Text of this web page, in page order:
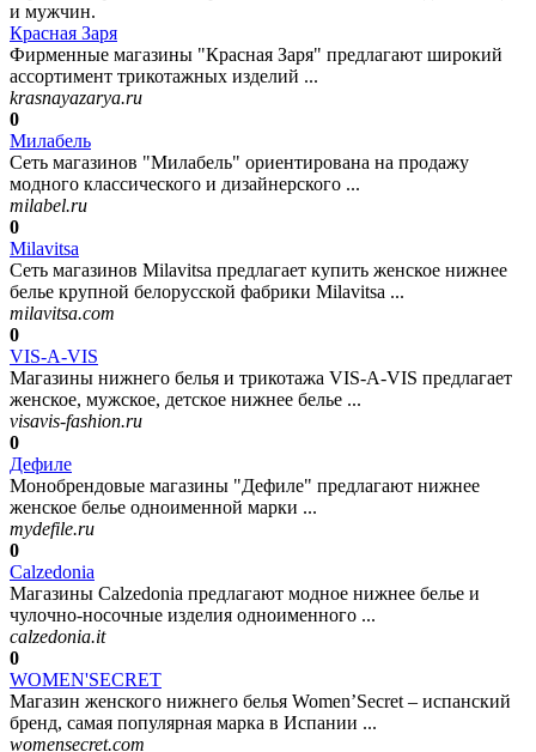
и мужчин.
Красная Заря
Фирменные магазины "Красная Заря" предлагают широкий
ассортимент трикотажных изделий ...
krasnayazarya.ru
0
Милабель
Сеть магазинов "Милабель" ориентирована на продажу
модного классического и дизайнерского ...
milabel.ru
0
Milavitsa
Сеть магазинов Milavitsa предлагает купить женское нижнее
белье крупной белорусской фабрики Milavitsa ...
milavitsa.com
0
VIS-A-VIS
Магазины нижнего белья и трикотажа VIS-A-VIS предлагает
женское, мужское, детское нижнее белье ...
visavis-fashion.ru
0
Дефиле
Монобрендовые магазины "Дефиле" предлагают нижнее
женское белье одноименной марки ...
mydefile.ru
0
Calzedonia
Магазины Calzedonia предлагают модное нижнее белье и
чулочно-носочные изделия одноименного ...
calzedonia.it
0
WOMEN'SECRET
Магазин женского нижнего белья Women’Secret – испанский
бренд, самая популярная марка в Испании ...
womensecret.com